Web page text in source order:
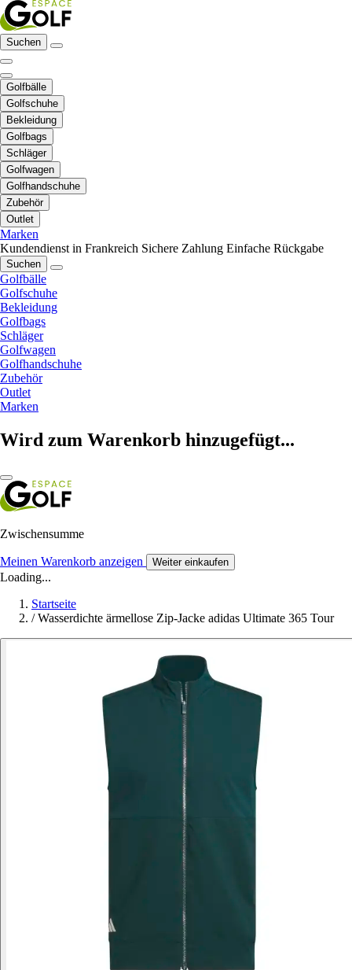
Suchen
Golfbälle
Golfschuhe
Bekleidung
Golfbags
Schläger
Golfwagen
Golfhandschuhe
Zubehör
Outlet
Marken
Kundendienst in Frankreich Sichere Zahlung Einfache Rückgabe
Suchen
Golfbälle
Golfschuhe
Bekleidung
Golfbags
Schläger
Golfwagen
Golfhandschuhe
Zubehör
Outlet
Marken
Wird zum Warenkorb hinzugefügt...
Zwischensumme
Meinen Warenkorb anzeigen Weiter einkaufen
Loading...
Startseite
/ Wasserdichte ärmellose Zip-Jacke adidas Ultimate 365 Tour